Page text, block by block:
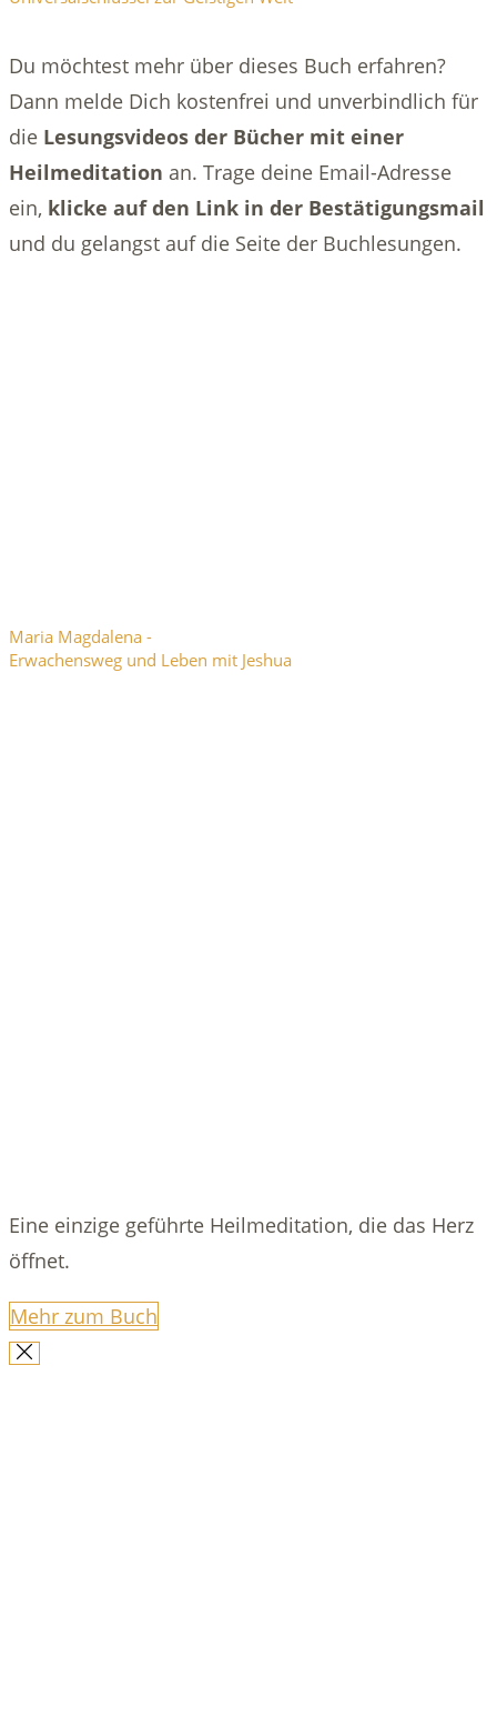
Du möchtest mehr über dieses Buch erfahren?
Dann melde Dich kostenfrei und unverbindlich für
die Lesungsvideos der Bücher mit einer
Heilmeditation an. Trage deine Email-Adresse
ein, klicke auf den Link in der Bestätigungsmail
und du gelangst auf die Seite der Buchlesungen.
Maria Magdalena -
Erwachensweg und Leben mit Jeshua
Eine einzige geführte Heilmeditation, die das Herz
öffnet.
Mehr zum Buch